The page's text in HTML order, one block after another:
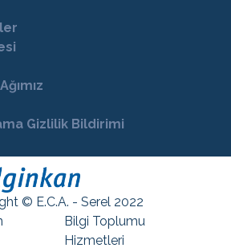
Gizlilik Bildirimi
© E.C.A. - Serel 2022
Bilgi Toplumu
Hizmetleri